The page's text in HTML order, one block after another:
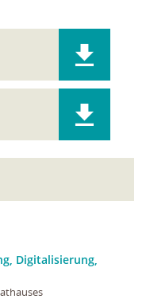
Digitalisierung,